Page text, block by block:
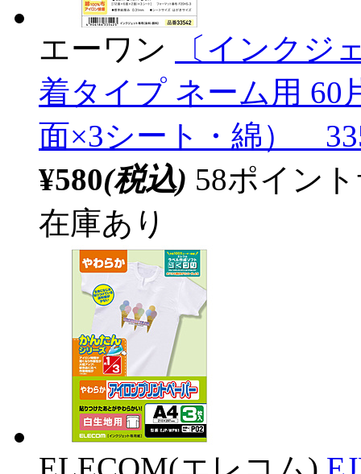
エーワン
〔インク
着タイプ ネーム用 60
面×3シート・綿）
¥580(税込) 58ポイン
在庫あり